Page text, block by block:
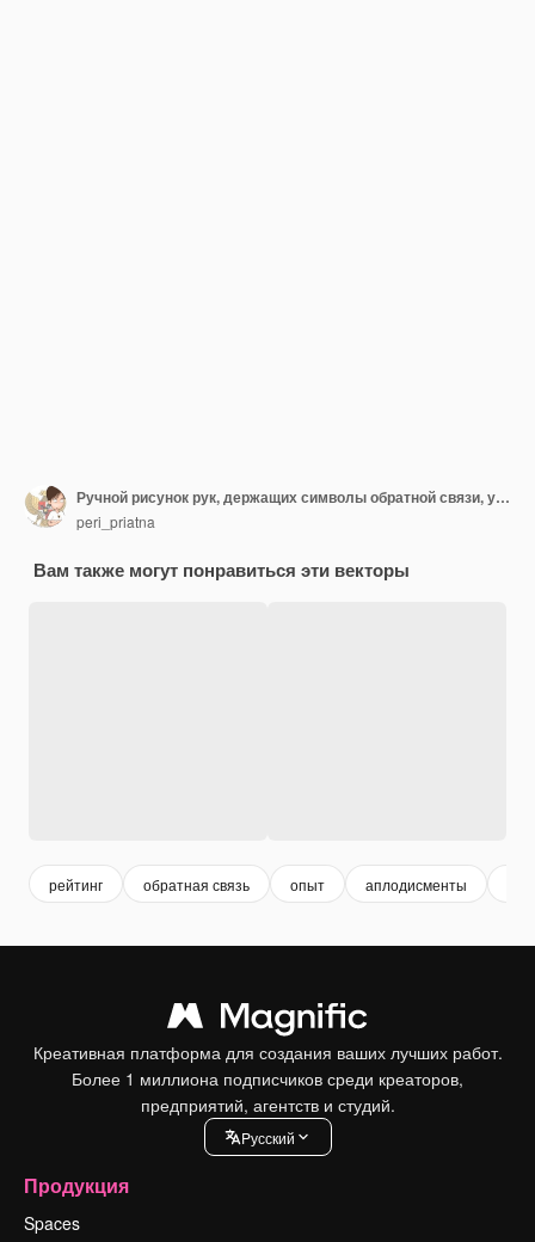
Ручной рисунок рук, держащих символы обратной связи, удовлетворенность пользователей. Концепция обзора клиентов. в стиле каракулей, векторная иллюстрация.
peri_priatna
Вам также могут понравиться эти векторы
рейтинг обратная связь опыт аплодисменты
Креативная платформа для создания ваших лучших работ.
Более 1 миллиона подписчиков среди креаторов,
предприятий, агентств и студий.
Pусский
Продукция
Spaces